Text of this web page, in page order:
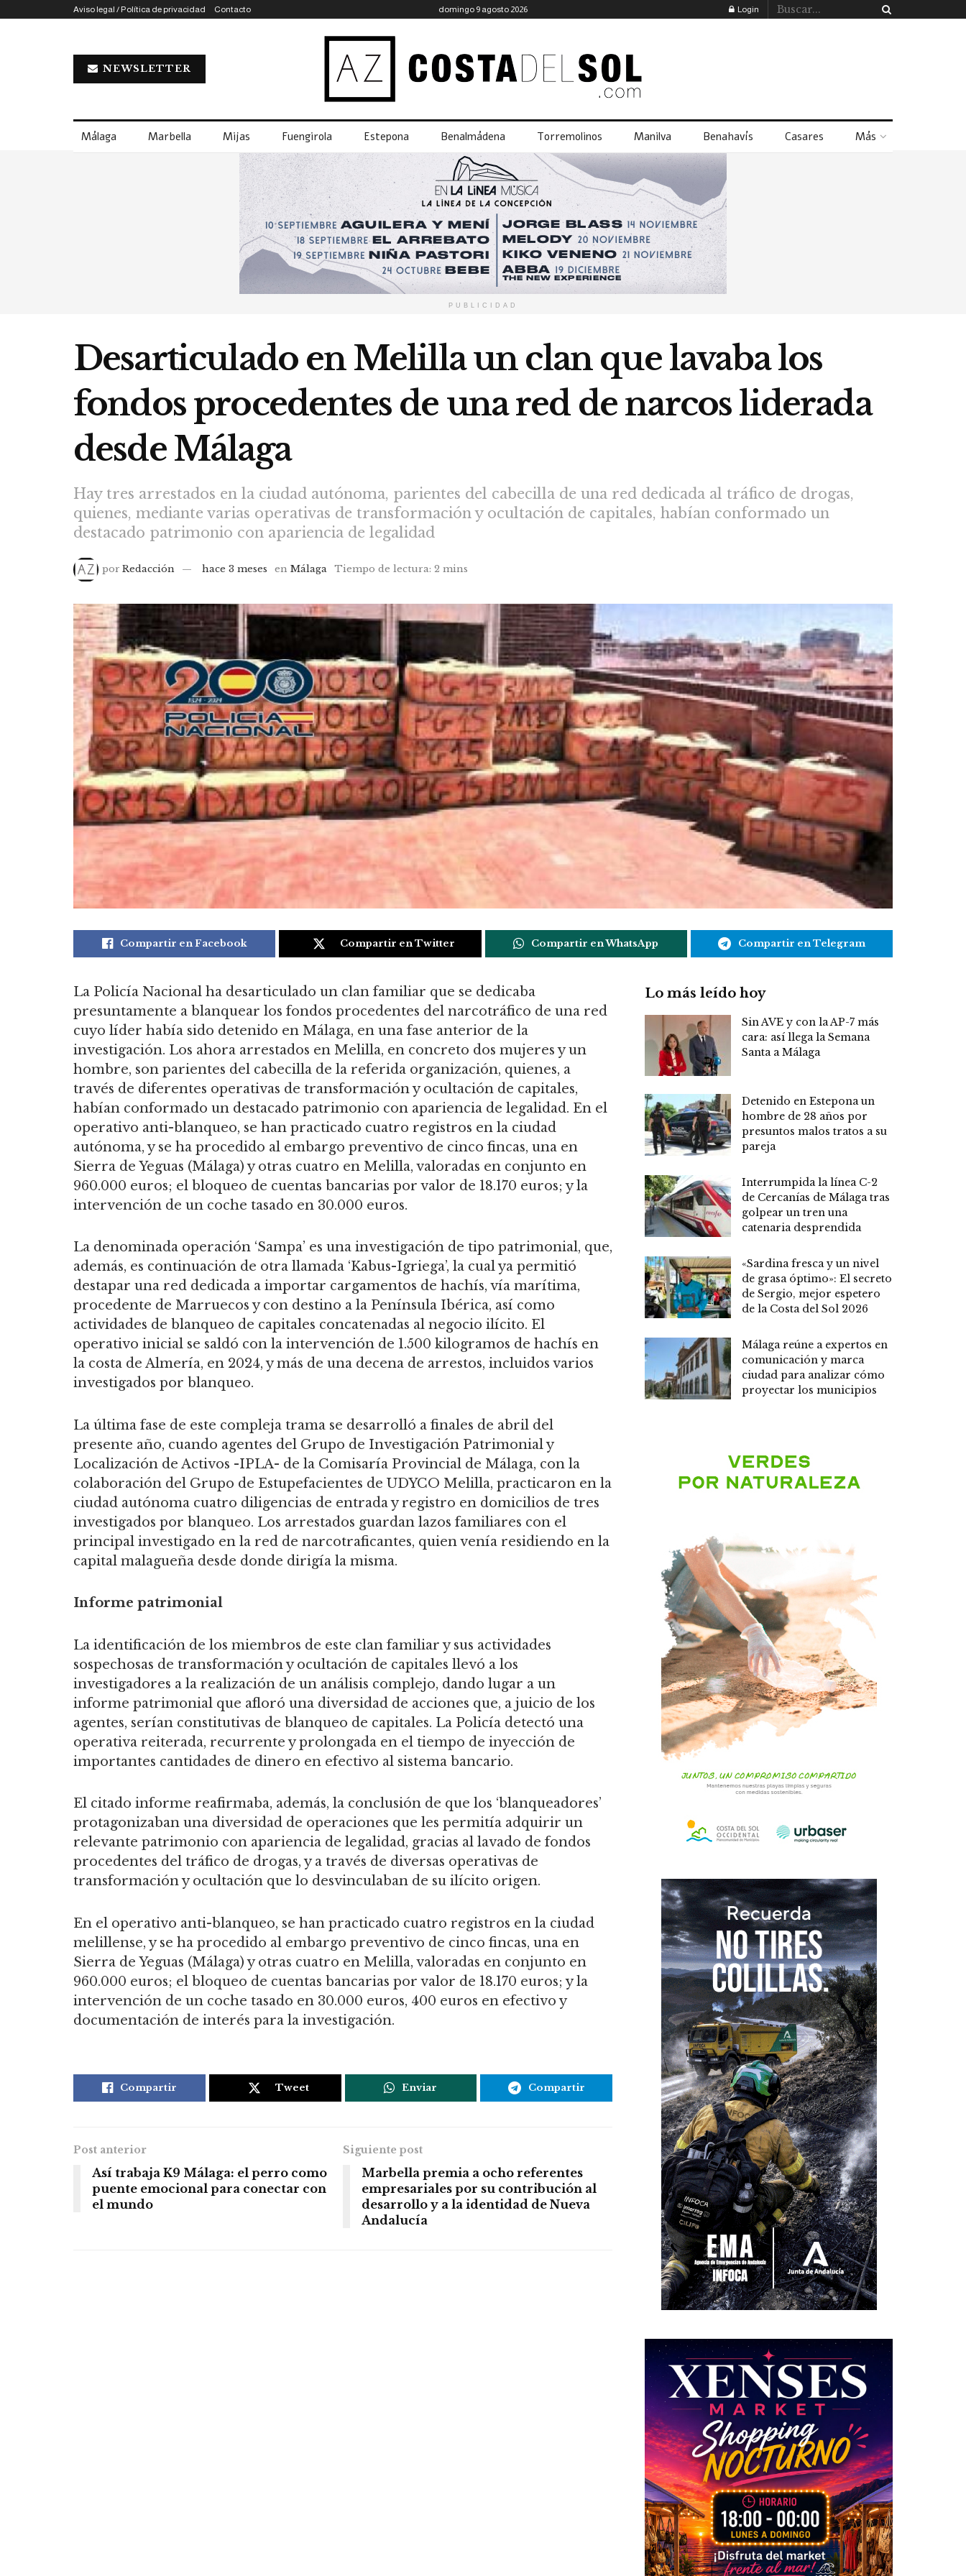
Aviso legal / Política de privacidad Contacto domingo 9 agosto 2026 Login
NEWSLETTER
Málaga Marbella Mijas Fuengirola Estepona Benalmádena Torremolinos Manilva Benahavís Casares Más
PUBLICIDAD
Desarticulado en Melilla un clan que lavaba los
fondos procedentes de una red de narcos liderada
desde Málaga
Hay tres arrestados en la ciudad autónoma, parientes del cabecilla de una red dedicada al tráfico de drogas,
quienes, mediante varias operativas de transformación y ocultación de capitales, habían conformado un
destacado patrimonio con apariencia de legalidad
por Redacción hace 3 meses en Málaga Tiempo de lectura: 2 mins
Compartir en Facebook Compartir en Twitter Compartir en WhatsApp Compartir en Telegram
La Policía Nacional ha desarticulado un clan familiar que se dedicaba
presuntamente a blanquear los fondos procedentes del narcotráfico de una red
cuyo líder había sido detenido en Málaga, en una fase anterior de la
investigación. Los ahora arrestados en Melilla, en concreto dos mujeres y un
hombre, son parientes del cabecilla de la referida organización, quienes, a
través de diferentes operativas de transformación y ocultación de capitales,
habían conformado un destacado patrimonio con apariencia de legalidad. En el
operativo anti-blanqueo, se han practicado cuatro registros en la ciudad
autónoma, y se ha procedido al embargo preventivo de cinco fincas, una en
Sierra de Yeguas (Málaga) y otras cuatro en Melilla, valoradas en conjunto en
960.000 euros; el bloqueo de cuentas bancarias por valor de 18.170 euros; y la
intervención de un coche tasado en 30.000 euros.
La denominada operación ‘Sampa’ es una investigación de tipo patrimonial, que,
además, es continuación de otra llamada ‘Kabus-Igriega’, la cual ya permitió
destapar una red dedicada a importar cargamentos de hachís, vía marítima,
procedente de Marruecos y con destino a la Península Ibérica, así como
actividades de blanqueo de capitales concatenadas al negocio ilícito. El
operativo inicial se saldó con la intervención de 1.500 kilogramos de hachís en
la costa de Almería, en 2024, y más de una decena de arrestos, incluidos varios
investigados por blanqueo.
La última fase de este compleja trama se desarrolló a finales de abril del
presente año, cuando agentes del Grupo de Investigación Patrimonial y
Localización de Activos -IPLA- de la Comisaría Provincial de Málaga, con la
colaboración del Grupo de Estupefacientes de UDYCO Melilla, practicaron en la
ciudad autónoma cuatro diligencias de entrada y registro en domicilios de tres
investigados por blanqueo. Los arrestados guardan lazos familiares con el
principal investigado en la red de narcotraficantes, quien venía residiendo en la
capital malagueña desde donde dirigía la misma.
Informe patrimonial
La identificación de los miembros de este clan familiar y sus actividades
sospechosas de transformación y ocultación de capitales llevó a los
investigadores a la realización de un análisis complejo, dando lugar a un
informe patrimonial que afloró una diversidad de acciones que, a juicio de los
agentes, serían constitutivas de blanqueo de capitales. La Policía detectó una
operativa reiterada, recurrente y prolongada en el tiempo de inyección de
importantes cantidades de dinero en efectivo al sistema bancario.
El citado informe reafirmaba, además, la conclusión de que los ‘blanqueadores’
protagonizaban una diversidad de operaciones que les permitía adquirir un
relevante patrimonio con apariencia de legalidad, gracias al lavado de fondos
procedentes del tráfico de drogas, y a través de diversas operativas de
transformación y ocultación que lo desvinculaban de su ilícito origen.
En el operativo anti-blanqueo, se han practicado cuatro registros en la ciudad
melillense, y se ha procedido al embargo preventivo de cinco fincas, una en
Sierra de Yeguas (Málaga) y otras cuatro en Melilla, valoradas en conjunto en
960.000 euros; el bloqueo de cuentas bancarias por valor de 18.170 euros; y la
intervención de un coche tasado en 30.000 euros, 400 euros en efectivo y
documentación de interés para la investigación.
Compartir Tweet Enviar Compartir
Post anterior
Así trabaja K9 Málaga: el perro como
puente emocional para conectar con
el mundo
Siguiente post
Marbella premia a ocho referentes
empresariales por su contribución al
desarrollo y a la identidad de Nueva
Andalucía
Lo más leído hoy
Sin AVE y con la AP-7 más
cara: así llega la Semana
Santa a Málaga
Detenido en Estepona un
hombre de 28 años por
presuntos malos tratos a su
pareja
Interrumpida la línea C-2
de Cercanías de Málaga tras
golpear un tren una
catenaria desprendida
«Sardina fresca y un nivel
de grasa óptimo»: El secreto
de Sergio, mejor espetero
de la Costa del Sol 2026
Málaga reúne a expertos en
comunicación y marca
ciudad para analizar cómo
proyectar los municipios